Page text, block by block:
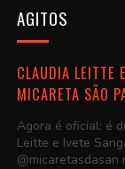
AGITOS
CLAUDIA LEITTE
MICARETA SÃO
Agora é oficial: é
Leitte e Ivete
@micaretasdasan